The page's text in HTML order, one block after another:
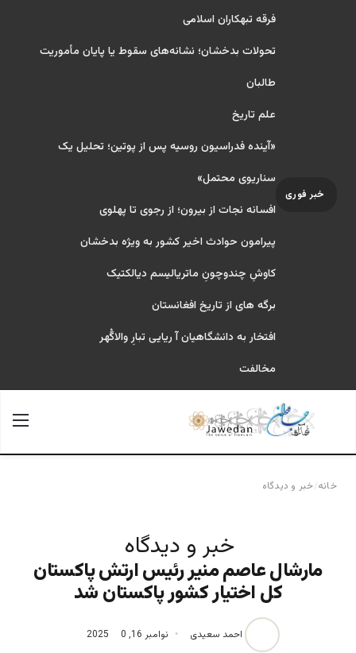
خبر فوری
فرقه تبهکاران اسلامی
تحولات بدخشان؛ نشانه‌های سقوط یا پایان مأموریت
طالبان
علم تاریخ
«آینده فدراسیون روسیه پس از پوتین؛ تحلیل یک
سناریوی محتمل»
افسانه نجات از بیرون؛ از رجوی تا پهلوی
پیرامون حوادث اخیر کشور به ویژه بدخشان
کاوشِ چندو‌چونِ ماتریالیسم دیالکتیک
برگه های از تاریخ افغانستان
افتخار به دانشگاهیان آ ریایی تبارِ والاگُهر
مخالفت
جستجو برای
خانه/خبر و دیدگاه
خبر و دیدگاه
مارشال عاصم منیر رئیس ارتش پاکستان
کل اختیار کشور پاکستان شد
احمد سعیدی نوامبر 16, 2025
0